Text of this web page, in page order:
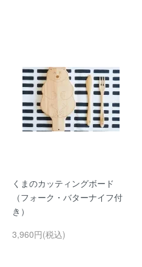
くまのカッティングボード
（フォーク・バターナイフ付
き）
3,960円(税込)